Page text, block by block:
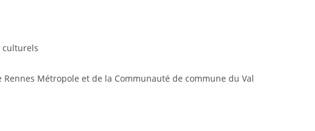
culturels
Métropole et de la Communauté de commune du Val